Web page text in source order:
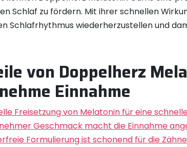
Schlaf zu fördern. Mit ihrer schnellen
Schlafrhythmus wiederherzustellen und
von Doppelherz
Einnahme
Freisetzung von Melatonin für eine
Geschmack macht die Einnahme
Formulierung ist schonend für die Zähne